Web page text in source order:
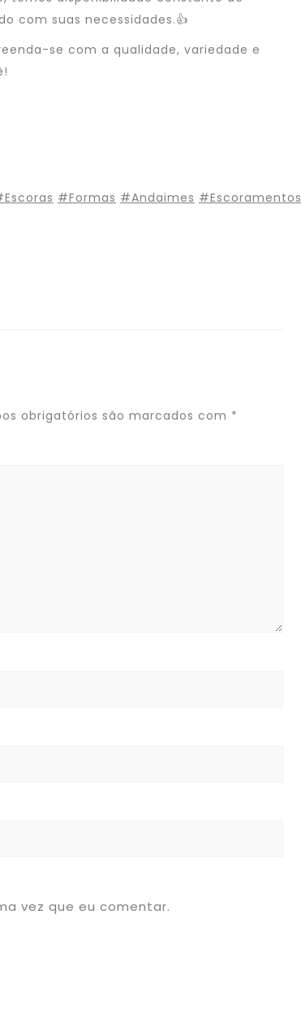
com suas necessidades.👍
se com a qualidade, variedade e
#Formas #Andaimes #Escoramentos
obrigatórios são marcados com *
vez que eu comentar.